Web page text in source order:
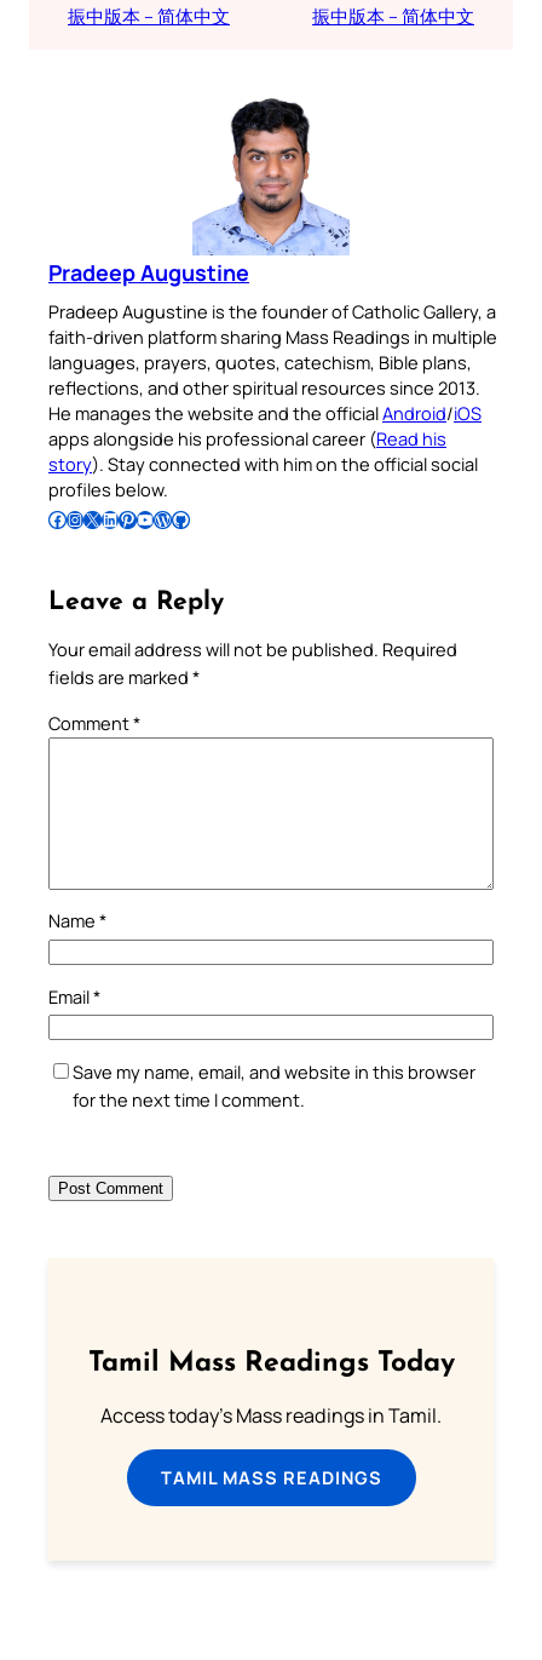
振中版本 – 简体中文
振中版本 – 简体中文
Pradeep Augustine
Pradeep Augustine is the founder of Catholic Gallery, a
faith-driven platform sharing Mass Readings in multiple
languages, prayers, quotes, catechism, Bible plans,
reflections, and other spiritual resources since 2013.
He manages the website and the officialAndroid/iOS
apps alongside his professional career (Read his
story). Stay connected with him on the official social
profiles below.
Follow Pradeep on Facebook Follow Pradeep on InstagramFollow Pradeep on X Follow Pradeep on LinkedIn Follow Pradeep on Pinterest Subscribe to Pradeep’s Youtube Channel Follow Pradeep on WordPress Follow Pradeep on GitHub
Leave a Reply
Your email address will not be published. Required
fields are marked *
Comment*
Name *
Email*
Save my name, email, and website in this browser
for the next time I comment.
Tamil Mass Readings Today
Access today's Mass readings in Tamil.
TAMIL MASS READINGS